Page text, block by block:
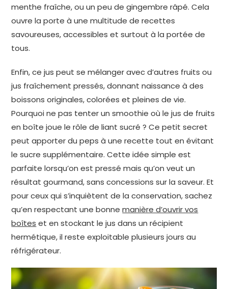
menthe fraîche, ou un peu de gingembre râpé. Cela
ouvre la porte à une multitude de recettes
savoureuses, accessibles et surtout à la portée de
tous.
Enfin, ce jus peut se mélanger avec d’autres fruits ou
jus fraîchement pressés, donnant naissance à des
boissons originales, colorées et pleines de vie.
Pourquoi ne pas tenter un smoothie où le jus de fruits
en boîte joue le rôle de liant sucré ? Ce petit secret
peut apporter du peps à une recette tout en évitant
le sucre supplémentaire. Cette idée simple est
parfaite lorsqu’on est pressé mais qu’on veut un
résultat gourmand, sans concessions sur la saveur. Et
pour ceux qui s’inquiètent de la conservation, sachez
qu’en respectant une bonnemanière d’ouvrir vos
boîtes et en stockant le jus dans un récipient
hermétique, il reste exploitable plusieurs jours au
réfrigérateur.